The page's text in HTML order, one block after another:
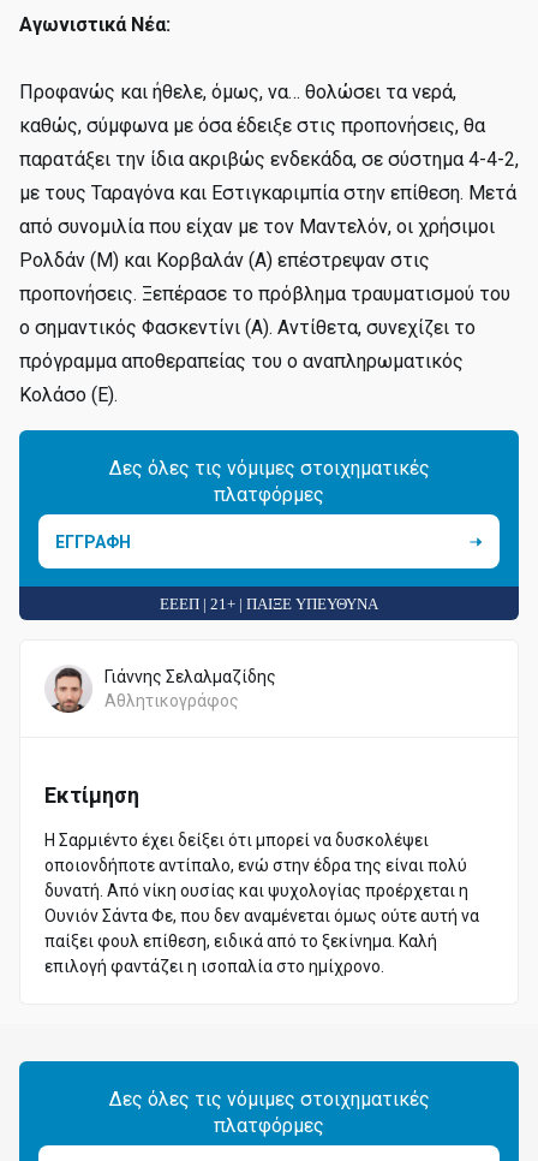
Αγωνιστικά Νέα:
Προφανώς και ήθελε, όμως, να… θολώσει τα νερά,
καθώς, σύμφωνα με όσα έδειξε στις προπονήσεις, θα
παρατάξει την ίδια ακριβώς ενδεκάδα, σε σύστημα 4-4-2,
με τους Ταραγόνα και Εστιγκαριμπία στην επίθεση. Μετά
από συνομιλία που είχαν με τον Μαντελόν, οι χρήσιμοι
Ρολδάν (Μ) και Κορβαλάν (Α) επέστρεψαν στις
προπονήσεις. Ξεπέρασε το πρόβλημα τραυματισμού του
ο σημαντικός Φασκεντίνι (Α). Αντίθετα, συνεχίζει το
πρόγραμμα αποθεραπείας του ο αναπληρωματικός
Κολάσο (Ε).
Δες όλες τις νόμιμες στοιχηματικές
πλατφόρμες
ΕΓΓΡΑΦΗ
ΕΕΕΠ | 21+ | ΠΑΙΞΕ ΥΠΕΥΘΥΝΑ
Γιάννης Σελαλμαζίδης
Αθλητικογράφος
Εκτίμηση
Η Σαρμιέντο έχει δείξει ότι μπορεί να δυσκολέψει
οποιονδήποτε αντίπαλο, ενώ στην έδρα της είναι πολύ
δυνατή. Από νίκη ουσίας και ψυχολογίας προέρχεται η
Ουνιόν Σάντα Φε, που δεν αναμένεται όμως ούτε αυτή να
παίξει φουλ επίθεση, ειδικά από το ξεκίνημα. Καλή
επιλογή φαντάζει η ισοπαλία στο ημίχρονο.
Δες όλες τις νόμιμες στοιχηματικές
πλατφόρμες